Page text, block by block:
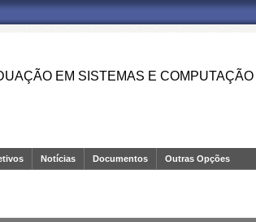
EM SISTEMAS E COMPUTAÇÃO
Notícias Documentos Outras Opções